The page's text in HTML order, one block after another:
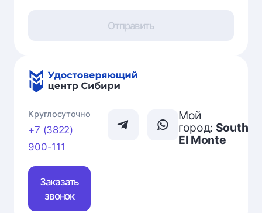
Отправить
Круглосуточно
+7 (3822)
900-111
Заказать
звонок
Мой
город: South
El Monte